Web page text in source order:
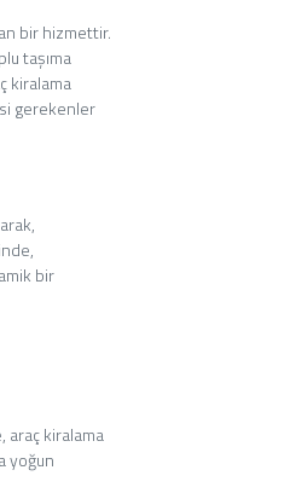
bir hizmettir.
taşıma
kiralama
gerekenler
bir
araç kiralama
yoğun